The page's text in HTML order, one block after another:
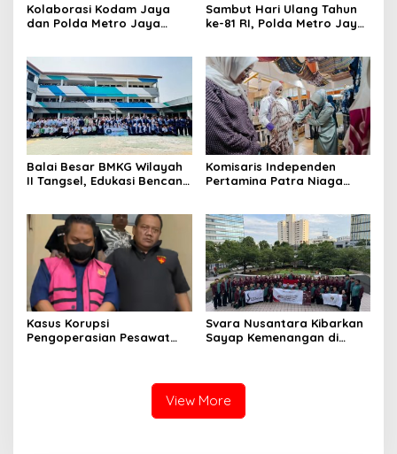
Kolaborasi Kodam Jaya
dan Polda Metro Jaya
Sambut Hari Ulang Tahun
ke-81 RI, Polda Metro Jaya
Balai Besar BMKG Wilayah
II Tangsel, Edukasi Bencana
23
Komisaris Independen
Pertamina Patra Niaga
Sentuhan Kemanusiaan dan
Keberlanjutan
Kasus Korupsi
Pengoperasian Pesawat
Svara Nusantara Kibarkan
Sayap Kemenangan di
View More